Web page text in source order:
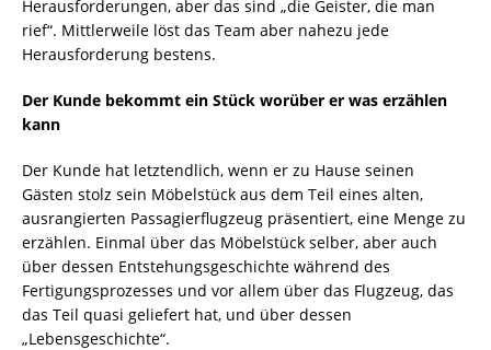
Herausforderungen, aber das sind „die Geister, die man
rief“. Mittlerweile löst das Team aber nahezu jede
Herausforderung bestens.
Der Kunde bekommt ein Stück worüber er was erzählen
kann
Der Kunde hat letztendlich, wenn er zu Hause seinen
Gästen stolz sein Möbelstück aus dem Teil eines alten,
ausrangierten Passagierflugzeug präsentiert, eine Menge zu
erzählen. Einmal über das Möbelstück selber, aber auch
über dessen Entstehungsgeschichte während des
Fertigungsprozesses und vor allem über das Flugzeug, das
das Teil quasi geliefert hat, und über dessen
„Lebensgeschichte“.